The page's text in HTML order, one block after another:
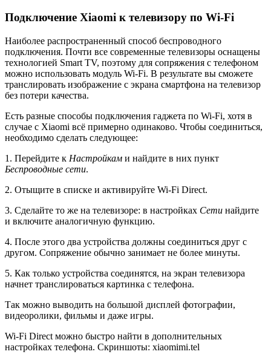
Подключение Xiaomi к телевизору по Wi-Fi
Наиболее распространенный способ беспроводного
подключения. Почти все современные телевизоры оснащены
технологией Smart TV, поэтому для сопряжения с телефоном
можно использовать модуль Wi-Fi. В результате вы сможете
транслировать изображение с экрана смартфона на телевизор
без потери качества.
Есть разные способы подключения гаджета по Wi-Fi, хотя в
случае с Xiaomi всё примерно одинаково. Чтобы соединиться,
необходимо сделать следующее:
1. Перейдите к Настройкам и найдите в них пункт
Беспроводные сети.
2. Отыщите в списке и активируйте Wi-Fi Direct.
3. Сделайте то же на телевизоре: в настройках Сети найдите
и включите аналогичную функцию.
4. После этого два устройства должны соединиться друг с
другом. Сопряжение обычно занимает не более минуты.
5. Как только устройства соединятся, на экран телевизора
начнет транслироваться картинка с телефона.
Так можно выводить на большой дисплей фотографии,
видеоролики, фильмы и даже игры.
Wi-Fi Direct можно быстро найти в дополнительных
настройках телефона. Скриншоты: xiaomimi.tel